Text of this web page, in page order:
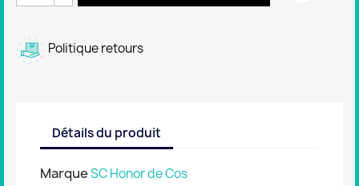
Politique retours
Détails du produit
MarqueSC Honor de Cos